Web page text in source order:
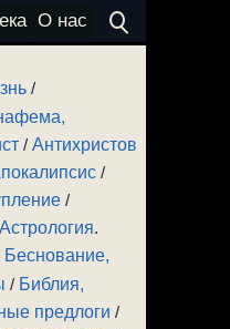
О нас
/
/Антихристов
/
/
Астрология.
Беснование,
/ Библия,
предлоги /